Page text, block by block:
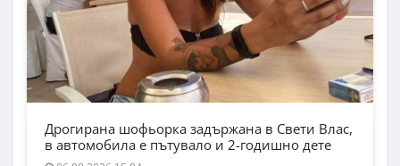
Дрогирана шофьорка задържана в Свети Влас,
в автомобила е пътувало и 2-годишно дете